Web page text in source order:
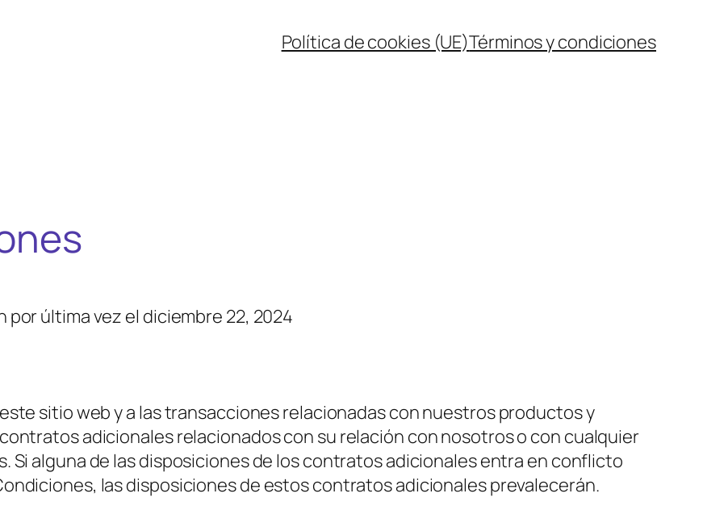
Política de cookies (UE)Términos y condiciones
última vez el diciembre 22, 2024
sitio web y a las transacciones relacionadas con nuestros productos y
adicionales relacionados con su relación con nosotros o con cualquier
Si alguna de las disposiciones de los contratos adicionales entra en conflicto
las disposiciones de estos contratos adicionales prevalecerán.